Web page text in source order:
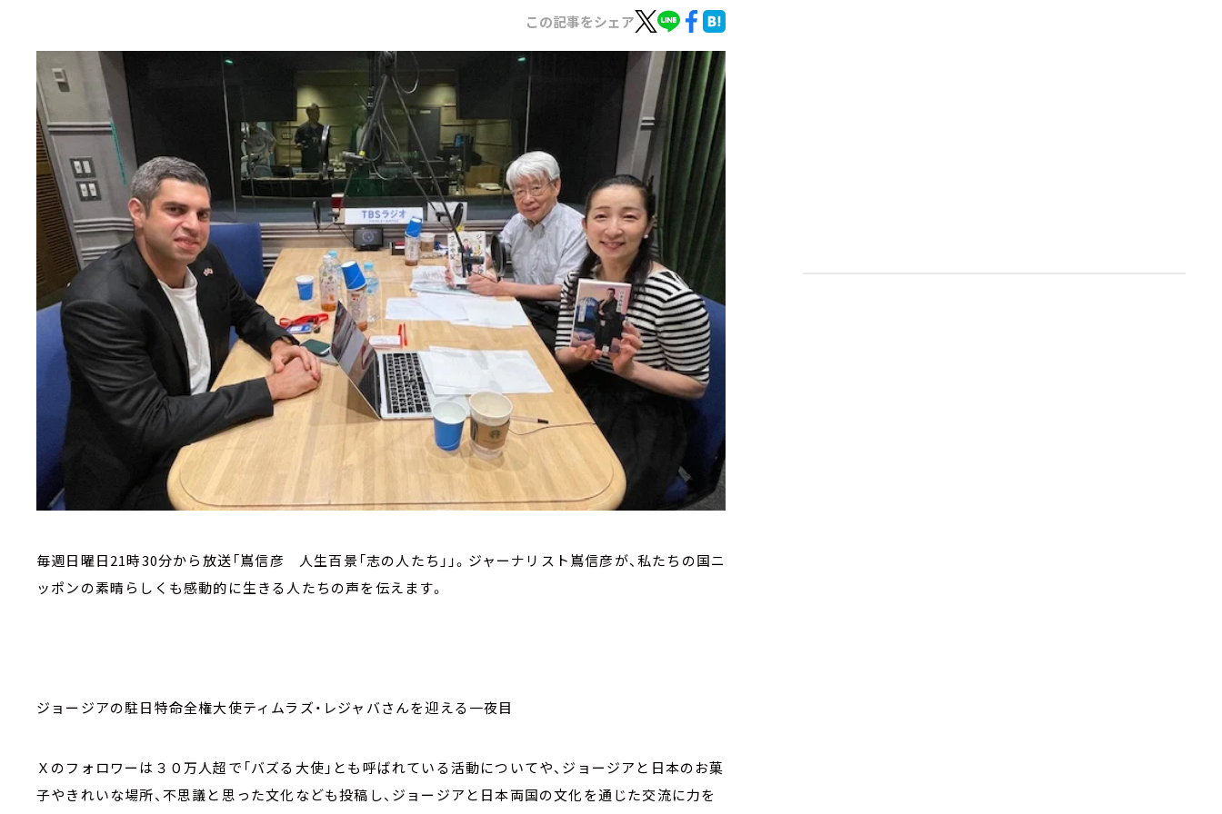
この記事をシェア
毎週日曜日21時30分から放送「嶌信彦 人生百景「志の人たち」」。ジャーナリスト嶌信彦が、私たちの国ニ
ッポンの素晴らしくも感動的に生きる人たちの声を伝えます。
ジョージアの駐日特命全権大使ティムラズ・レジャバさんを迎える一夜目
Ｘのフォロワーは３０万人超で「バズる大使」とも呼ばれている活動についてや、ジョージアと日本のお菓
子やきれいな場所、不思議と思った文化なども投稿し、ジョージアと日本両国の文化を通じた交流に力を